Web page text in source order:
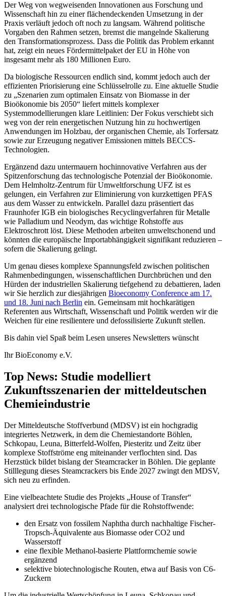
Der Weg von wegweisenden Innovationen aus Forschung und
Wissenschaft hin zu einer flächendeckenden Umsetzung in der
Praxis verläuft jedoch oft noch zu langsam. Während politische
Vorgaben den Rahmen setzen, bremst die mangelnde Skalierung
den Transformationsprozess. Dass die Politik das Problem erkannt
hat, zeigt ein neues Fördermittelpaket der EU in Höhe von
insgesamt mehr als 180 Millionen Euro.
Da biologische Ressourcen endlich sind, kommt jedoch auch der
effizienten Priorisierung eine Schlüsselrolle zu. Eine aktuelle Studie
zu „Szenarien zum optimalen Einsatz von Biomasse in der
Bioökonomie bis 2050“ liefert mittels komplexer
Systemmodellierungen klare Leitlinien: Der Fokus verschiebt sich
weg von der rein energetischen Nutzung hin zu hochwertigen
Anwendungen im Holzbau, der organischen Chemie, als Torfersatz
sowie zur Erzeugung negativer Emissionen mittels BECCS-
Technologien.
Ergänzend dazu untermauern hochinnovative Verfahren aus der
Spitzenforschung das technologische Potenzial der Bioökonomie.
Dem Helmholtz-Zentrum für Umweltforschung UFZ ist es
gelungen, ein Verfahren zur Eliminierung von kurzkettigen PFAS
aus dem Wasser zu entwickeln. Parallel dazu präsentiert das
Fraunhofer IGB ein biologisches Recyclingverfahren für Metalle
wie Palladium und Neodym, das wichtige Rohstoffe aus
Elektroschrott löst. Diese Methoden arbeiten umweltschonend und
könnten die europäische Importabhängigkeit signifikant reduzieren –
sofern die Skalierung gelingt.
Um genau dieses komplexe Spannungsfeld zwischen politischen
Rahmenbedingungen, wissenschaftlichen Durchbrüchen und den
Hürden der industriellen Skalierung tiefgehend zu debattieren, laden
wir Sie herzlich zur diesjährigen Bioeconomy Conference am 17.
und 18. Juni nach Berlin ein. Gemeinsam mit hochkarätigen
Referenten aus Wirtschaft, Wissenschaft und Politik werden wir die
Weichen für eine resilientere und defossilisierte Zukunft stellen.
Bis dahin viel Spaß beim Lesen unseres Newsletters wünscht
Ihr BioEconomy e.V.
Top News: Studie modelliert
Zukunftsszenarien der mitteldeutschen
Chemieindustrie
Der Mitteldeutsche Stoffverbund (MDSV) ist ein hochgradig
integriertes Netzwerk, in dem die Chemiestandorte Böhlen,
Schkopau, Leuna, Bitterfeld-Wolfen, Piesteritz und Zeitz über
komplexe Stoffströme eng miteinander verflochten sind. Das
Herzstück bildet bislang der Steamcracker in Böhlen. Die geplante
Stilllegung dieses Steamcrackers bis Ende 2027 zwingt den MDSV,
sich neu zu erfinden.
Eine vielbeachtete Studie des Projekts „House of Transfer“
analysiert drei technologische Pfade für die Rohstoffwende:
den Ersatz von fossilem Naphtha durch nachhaltige Fischer-
Tropsch-Äquivalente aus Biomasse oder CO2 und
Wasserstoff
eine flexible Methanol-basierte Plattformchemie sowie
ergänzend
selektive biotechnologische Routen, etwa auf Basis von C6-
Zuckern